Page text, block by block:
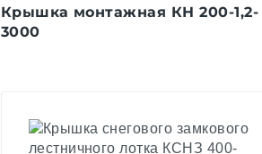
Крышка монтажная КН 200-1,2-
3000